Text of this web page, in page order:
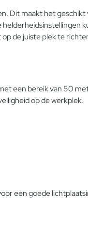
Dit maakt het
de juiste plek te
een bereik van 50
op de werkplek.
een goede